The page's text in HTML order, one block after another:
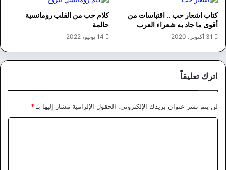
كتاب اشعار حب .. اقتباسات من
أقوى ما جاد به شعراء العرب
31 أكتوبر، 2020
كلام حب من القلب رومانسية
حالمة
14 يونيو، 2022
اترك تعليقاً
لن يتم نشر عنوان بريدك الإلكتروني. الحقول الإلزامية مشار إليها بـ *